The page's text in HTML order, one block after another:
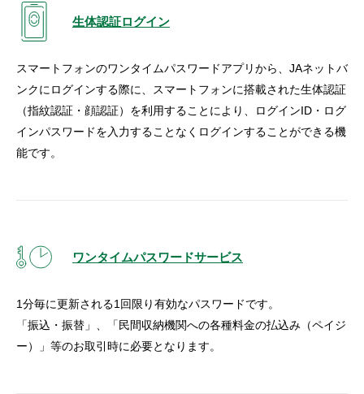
生体認証ログイン
スマートフォンのワンタイムパスワードアプリから、JAネットバ
ンクにログインする際に、スマートフォンに搭載された生体認証
（指紋認証・顔認証）を利用することにより、ログインID・ログ
インパスワードを入力することなくログインすることができる機
能です。
ワンタイムパスワードサービス
1分毎に更新される1回限り有効なパスワードです。
「振込・振替」、「民間収納機関への各種料金の払込み（ペイジ
ー）」等のお取引時に必要となります。